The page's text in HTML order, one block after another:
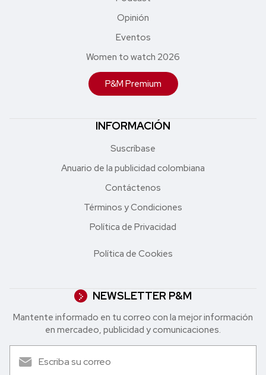
Opinión
Eventos
Women to watch 2026
P&M Premium
INFORMACIÓN
Suscríbase
Anuario de la publicidad colombiana
Contáctenos
Términos y Condiciones
Política de Privacidad
Política de Cookies
NEWSLETTER P&M
Mantente informado en tu correo con la mejor in formación
en mercadeo, publicidad y comunicaciones.